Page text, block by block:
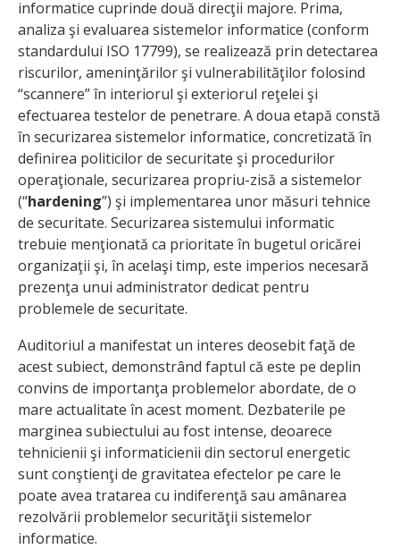
informatice cuprinde două direcţii majore. Prima,
analiza şi evaluarea sistemelor informatice (conform
standardului ISO 17799), se realizează prin detectarea
riscurilor, ameninţărilor şi vulnerabilităţilor folosind
“scannere” în interiorul şi exteriorul reţelei şi
efectuarea testelor de penetrare. A doua etapă constă
în securizarea sistemelor informatice, concretizată în
definirea politicilor de securitate şi procedurilor
operaţionale, securizarea propriu-zisă a sistemelor
(“hardening”) şi implementarea unor măsuri tehnice
de securitate. Securizarea sistemului informatic
trebuie menţionată ca prioritate în bugetul oricărei
organizaţii şi, în acelaşi timp, este imperios necesară
prezenţa unui administrator dedicat pentru
problemele de securitate.
Auditoriul a manifestat un interes deosebit faţă de
acest subiect, demonstrând faptul că este pe deplin
convins de importanţa problemelor abordate, de o
mare actualitate în acest moment. Dezbaterile pe
marginea subiectului au fost intense, deoarece
tehnicienii şi informaticienii din sectorul energetic
sunt conştienţi de gravitatea efectelor pe care le
poate avea tratarea cu indiferenţă sau amânarea
rezolvării problemelor securităţii sistemelor
informatice.